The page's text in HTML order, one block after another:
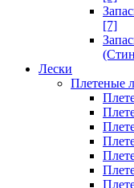
[7]
Лески
Плетеные